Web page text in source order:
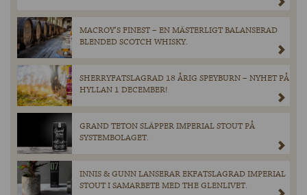
MACROY’S FINEST – EN MÄSTERLIGT BALANSERAD
BLENDED SCOTCH WHISKY.
SHERRYFATSLAGRAD 18 ÅRIG SPEYBURN – NYHET PÅ
HYLLAN 1 DECEMBER!
GRAND TETON SLÄPPER IMPERIAL STOUT PÅ
SYSTEMBOLAGET.
INNIS & GUNN LANSERAR EKFATSLAGRAD IMPERIAL
STOUT I SAMARBETE MED THE GLENLIVET.